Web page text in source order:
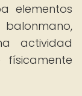
elementos
actividad